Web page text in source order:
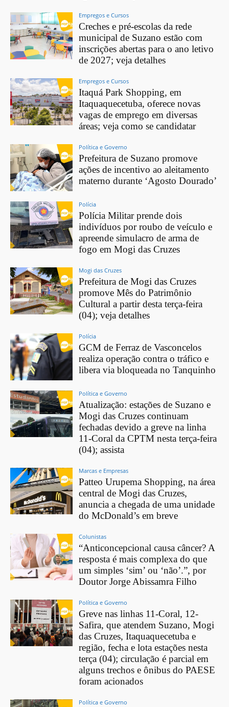
Empregos e Cursos
Creches e pré-escolas da rede
municipal de Suzano estão com
inscrições abertas para o ano letivo
de 2027; veja detalhes
Empregos e Cursos
Itaquá Park Shopping, em
Itaquaquecetuba, oferece novas
vagas de emprego em diversas
áreas; veja como se candidatar
Política e Governo
Prefeitura de Suzano promove
ações de incentivo ao aleitamento
materno durante ‘Agosto Dourado’
Polícia
Polícia Militar prende dois
indivíduos por roubo de veículo e
apreende simulacro de arma de
fogo em Mogi das Cruzes
Mogi das Cruzes
Prefeitura de Mogi das Cruzes
promove Mês do Patrimônio
Cultural a partir desta terça-feira
(04); veja detalhes
Polícia
GCM de Ferraz de Vasconcelos
realiza operação contra o tráfico e
libera via bloqueada no Tanquinho
Política e Governo
Atualização: estações de Suzano e
Mogi das Cruzes continuam
fechadas devido a greve na linha
11-Coral da CPTM nesta terça-feira
(04); assista
Marcas e Empresas
Patteo Urupema Shopping, na área
central de Mogi das Cruzes,
anuncia a chegada de uma unidade
do McDonald’s em breve
Colunistas
“Anticoncepcional causa câncer? A
resposta é mais complexa do que
um simples ‘sim’ ou ‘não’.”, por
Doutor Jorge Abissamra Filho
Política e Governo
Greve nas linhas 11-Coral, 12-
Safira, que atendem Suzano, Mogi
das Cruzes, Itaquaquecetuba e
região, fecha e lota estações nesta
terça (04); circulação é parcial em
alguns trechos e ônibus do PAESE
foram acionados
Política e Governo